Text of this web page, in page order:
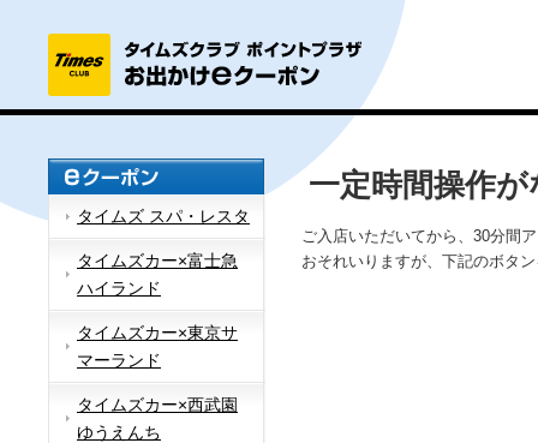
タイムズ スパ・レスタ
タイムズカー×富士急
ハイランド
タイムズカー×東京サ
マーランド
タイムズカー×西武園
ゆうえんち
一定時間操作
ご入店いただいてから、30分間
おそれいりますが、下記のボタ